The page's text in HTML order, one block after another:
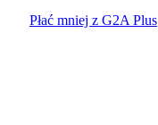
Płać mniej z G2A Plus